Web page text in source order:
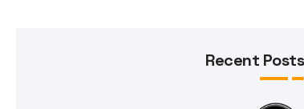
Recent Posts